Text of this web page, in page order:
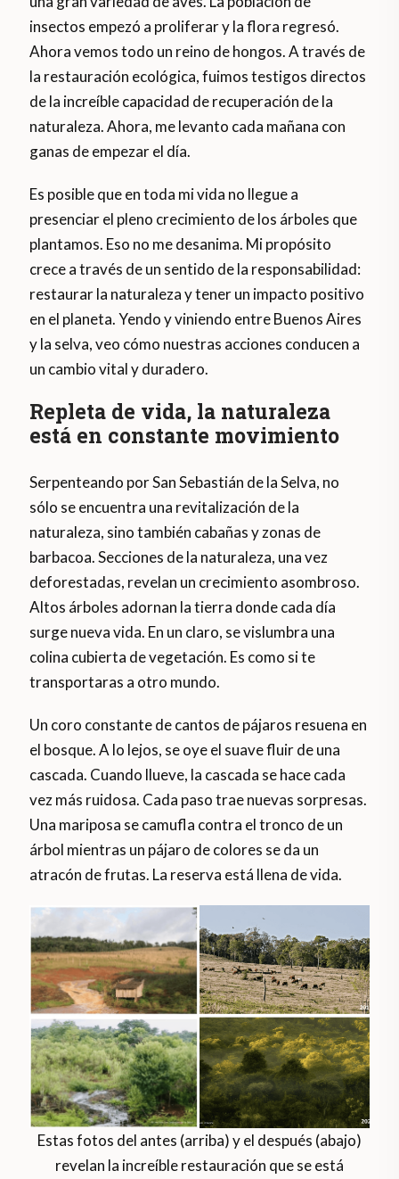
insectos empezó a proliferar y la flora regresó.
Ahora vemos todo un reino de hongos. A través de
la restauración ecológica, fuimos testigos directos
de la increíble capacidad de recuperación de la
naturaleza. Ahora, me levanto cada mañana con
ganas de empezar el día.
Es posible que en toda mi vida no llegue a
presenciar el pleno crecimiento de los árboles que
plantamos. Eso no me desanima. Mi propósito
crece a través de un sentido de la responsabilidad:
restaurar la naturaleza y tener un impacto positivo
en el planeta. Yendo y viniendo entre Buenos Aires
y la selva, veo cómo nuestras acciones conducen a
un cambio vital y duradero.
Repleta de vida, la naturaleza
está en constante movimiento
Serpenteando por San Sebastián de la Selva, no
sólo se encuentra una revitalización de la
naturaleza, sino también cabañas y zonas de
barbacoa. Secciones de la naturaleza, una vez
deforestadas, revelan un crecimiento asombroso.
Altos árboles adornan la tierra donde cada día
surge nueva vida. En un claro, se vislumbra una
colina cubierta de vegetación. Es como si te
transportaras a otro mundo.
Un coro constante de cantos de pájaros resuena en
el bosque. A lo lejos, se oye el suave fluir de una
cascada. Cuando llueve, la cascada se hace cada
vez más ruidosa. Cada paso trae nuevas sorpresas.
Una mariposa se camufla contra el tronco de un
árbol mientras un pájaro de colores se da un
atracón de frutas. La reserva está llena de vida.
Estas fotos del antes (arriba) y el después (abajo)
revelan la increíble restauración que se está